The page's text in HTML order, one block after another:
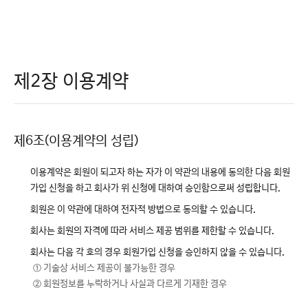
제2장 이용계약
제6조(이용계약의 성립)
이용계약은 회원이 되고자 하는 자가 이 약관의 내용에 동의한 다음 회원
가입 신청을 하고 회사가 위 신청에 대하여 승인함으로써 성립합니다.
회원은 이 약관에 대하여 전자적 방법으로 동의할 수 있습니다.
회사는 회원의 자격에 따라 서비스 제공 범위를 제한할 수 있습니다.
회사는 다음 각 호의 경우 회원가입 신청을 승인하지 않을 수 있습니다.
① 기술상 서비스 제공이 불가능한 경우
② 회원정보를 누락하거나 사실과 다르게 기재한 경우